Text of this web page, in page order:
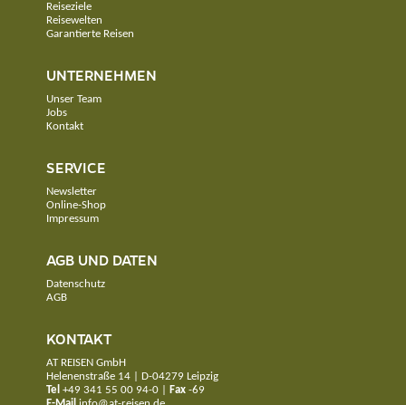
Reiseziele
Reisewelten
Garantierte Reisen
UNTERNEHMEN
Unser Team
Jobs
Kontakt
SERVICE
Newsletter
Online-Shop
Impressum
AGB UND DATEN
Datenschutz
AGB
KONTAKT
AT REISEN GmbH
Helenenstraße 14 | D-04279 Leipzig
Tel +49 341 55 00 94-0 Fax -69